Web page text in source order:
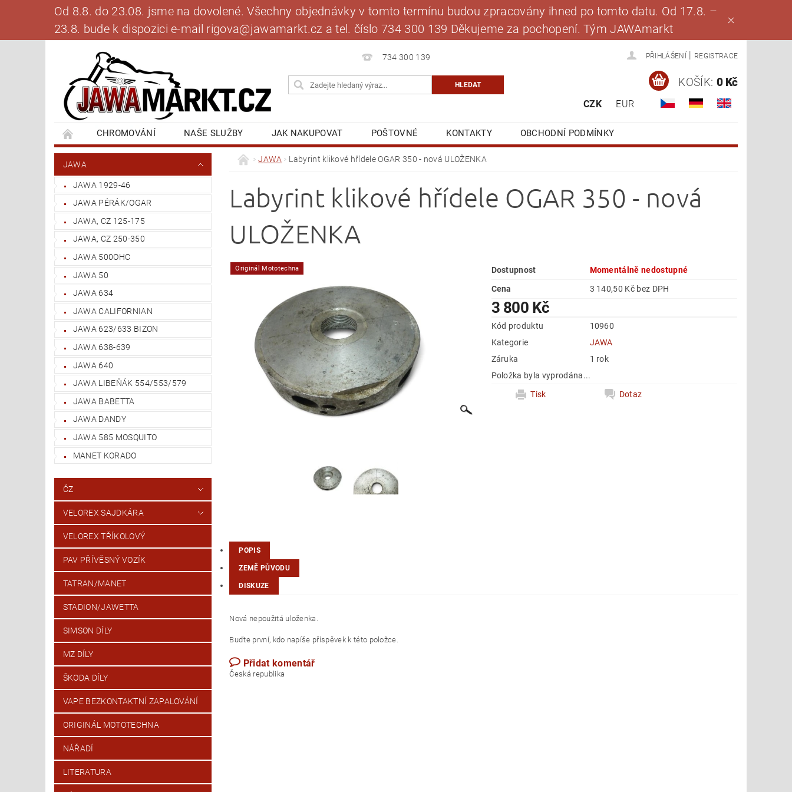
Od 8.8. do 23.08. jsme na dovolené. Všechny objednávky v tomto termínu budou zpracovány ihned po tomto datu. Od 17.8. –
23.8. bude k dispozici e-mail rigova@jawamarkt.cz a tel. číslo 734 300 139 Děkujeme za pochopení. Tým JAWAmarkt
734 300 139 PŘIHLÁŠENÍ REGISTRACE
CZK EUR
KOŠÍK: 0 Kč
CHROMOVÁNÍ NAŠE SLUŽBY JAK NAKUPOVAT POŠTOVNÉ KONTAKTY
OBCHODNÍ PODMÍNKY
BANKOVNÍ SPOJENÍ
NAPIŠTE NÁM BLOG MOJE OBJEDNÁVKA
JAWA
JAWA 1929-46
JAWA PÉRÁK/OGAR
JAWA, CZ 125-175
JAWA, CZ 250-350
JAWA 500OHC
JAWA 50
JAWA 634
JAWA CALIFORNIAN
JAWA 623/633 BIZON
JAWA 638-639
JAWA 640
JAWA LIBEŇÁK 554/553/579
JAWA BABETTA
JAWA DANDY
JAWA 585 MOSQUITO
MANET KORADO
ČZ
VELOREX SAJDKÁRA
VELOREX TŘÍKOLOVÝ
PAV PŘÍVĚSNÝ VOZÍK
TATRAN/MANET
STADION/JAWETTA
SIMSON DÍLY
MZ DÍLY
ŠKODA DÍLY
VAPE BEZKONTAKTNÍ ZAPALOVÁNÍ
ORIGINÁL MOTOTECHNA
NÁŘADÍ
LITERATURA
JAWA Labyrint klikové hřídele OGAR 350 - nová ULOŽENKA
Labyrint klikové hřídele OGAR 350 - nová
ULOŽENKA
Originál Mototechna Dostupnost
Momentálně nedostupné
Cena
3 140,50 Kč bez DPH
3 800 Kč
Kód produktu
10960
Kategorie
JAWA
Záruka
1 rok
Položka byla vyprodána...
Tisk
Dotaz
POPIS
ZEMĚ PŮVODU
DISKUZE
Nová nepoužitá uloženka.
Buďte první, kdo napíše příspěvek k této položce.
Přidat komentář
Česká republika